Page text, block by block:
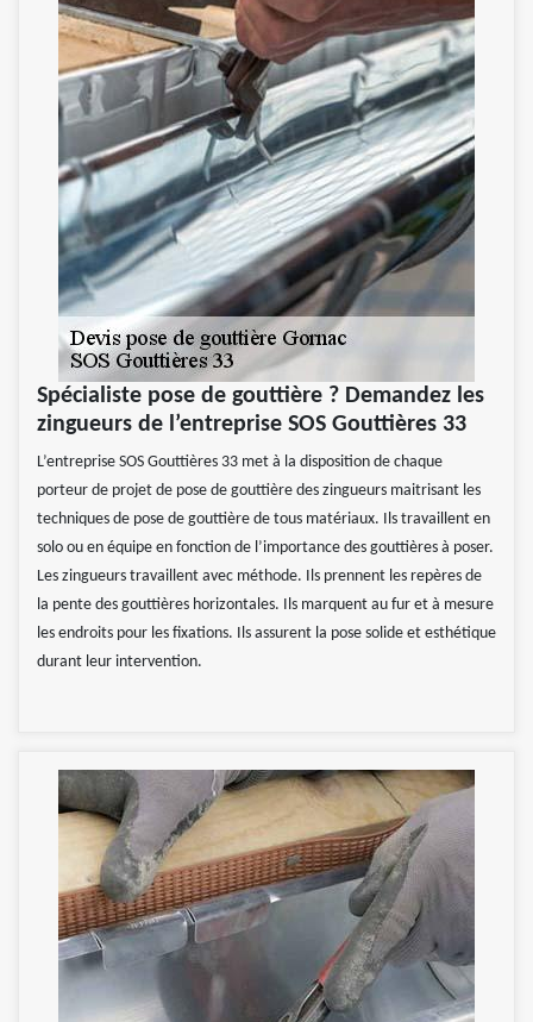
Spécialiste pose de gouttière ? Demandez les
zingueurs de l’entreprise SOS Gouttières 33
L’entreprise SOS Gouttières 33 met à la disposition de chaque
porteur de projet de pose de gouttière des zingueurs maitrisant les
techniques de pose de gouttière de tous matériaux. Ils travaillent en
solo ou en équipe en fonction de l’importance des gouttières à poser.
Les zingueurs travaillent avec méthode. Ils prennent les repères de
la pente des gouttières horizontales. Ils marquent au fur et à mesure
les endroits pour les fixations. Ils assurent la pose solide et esthétique
durant leur intervention.